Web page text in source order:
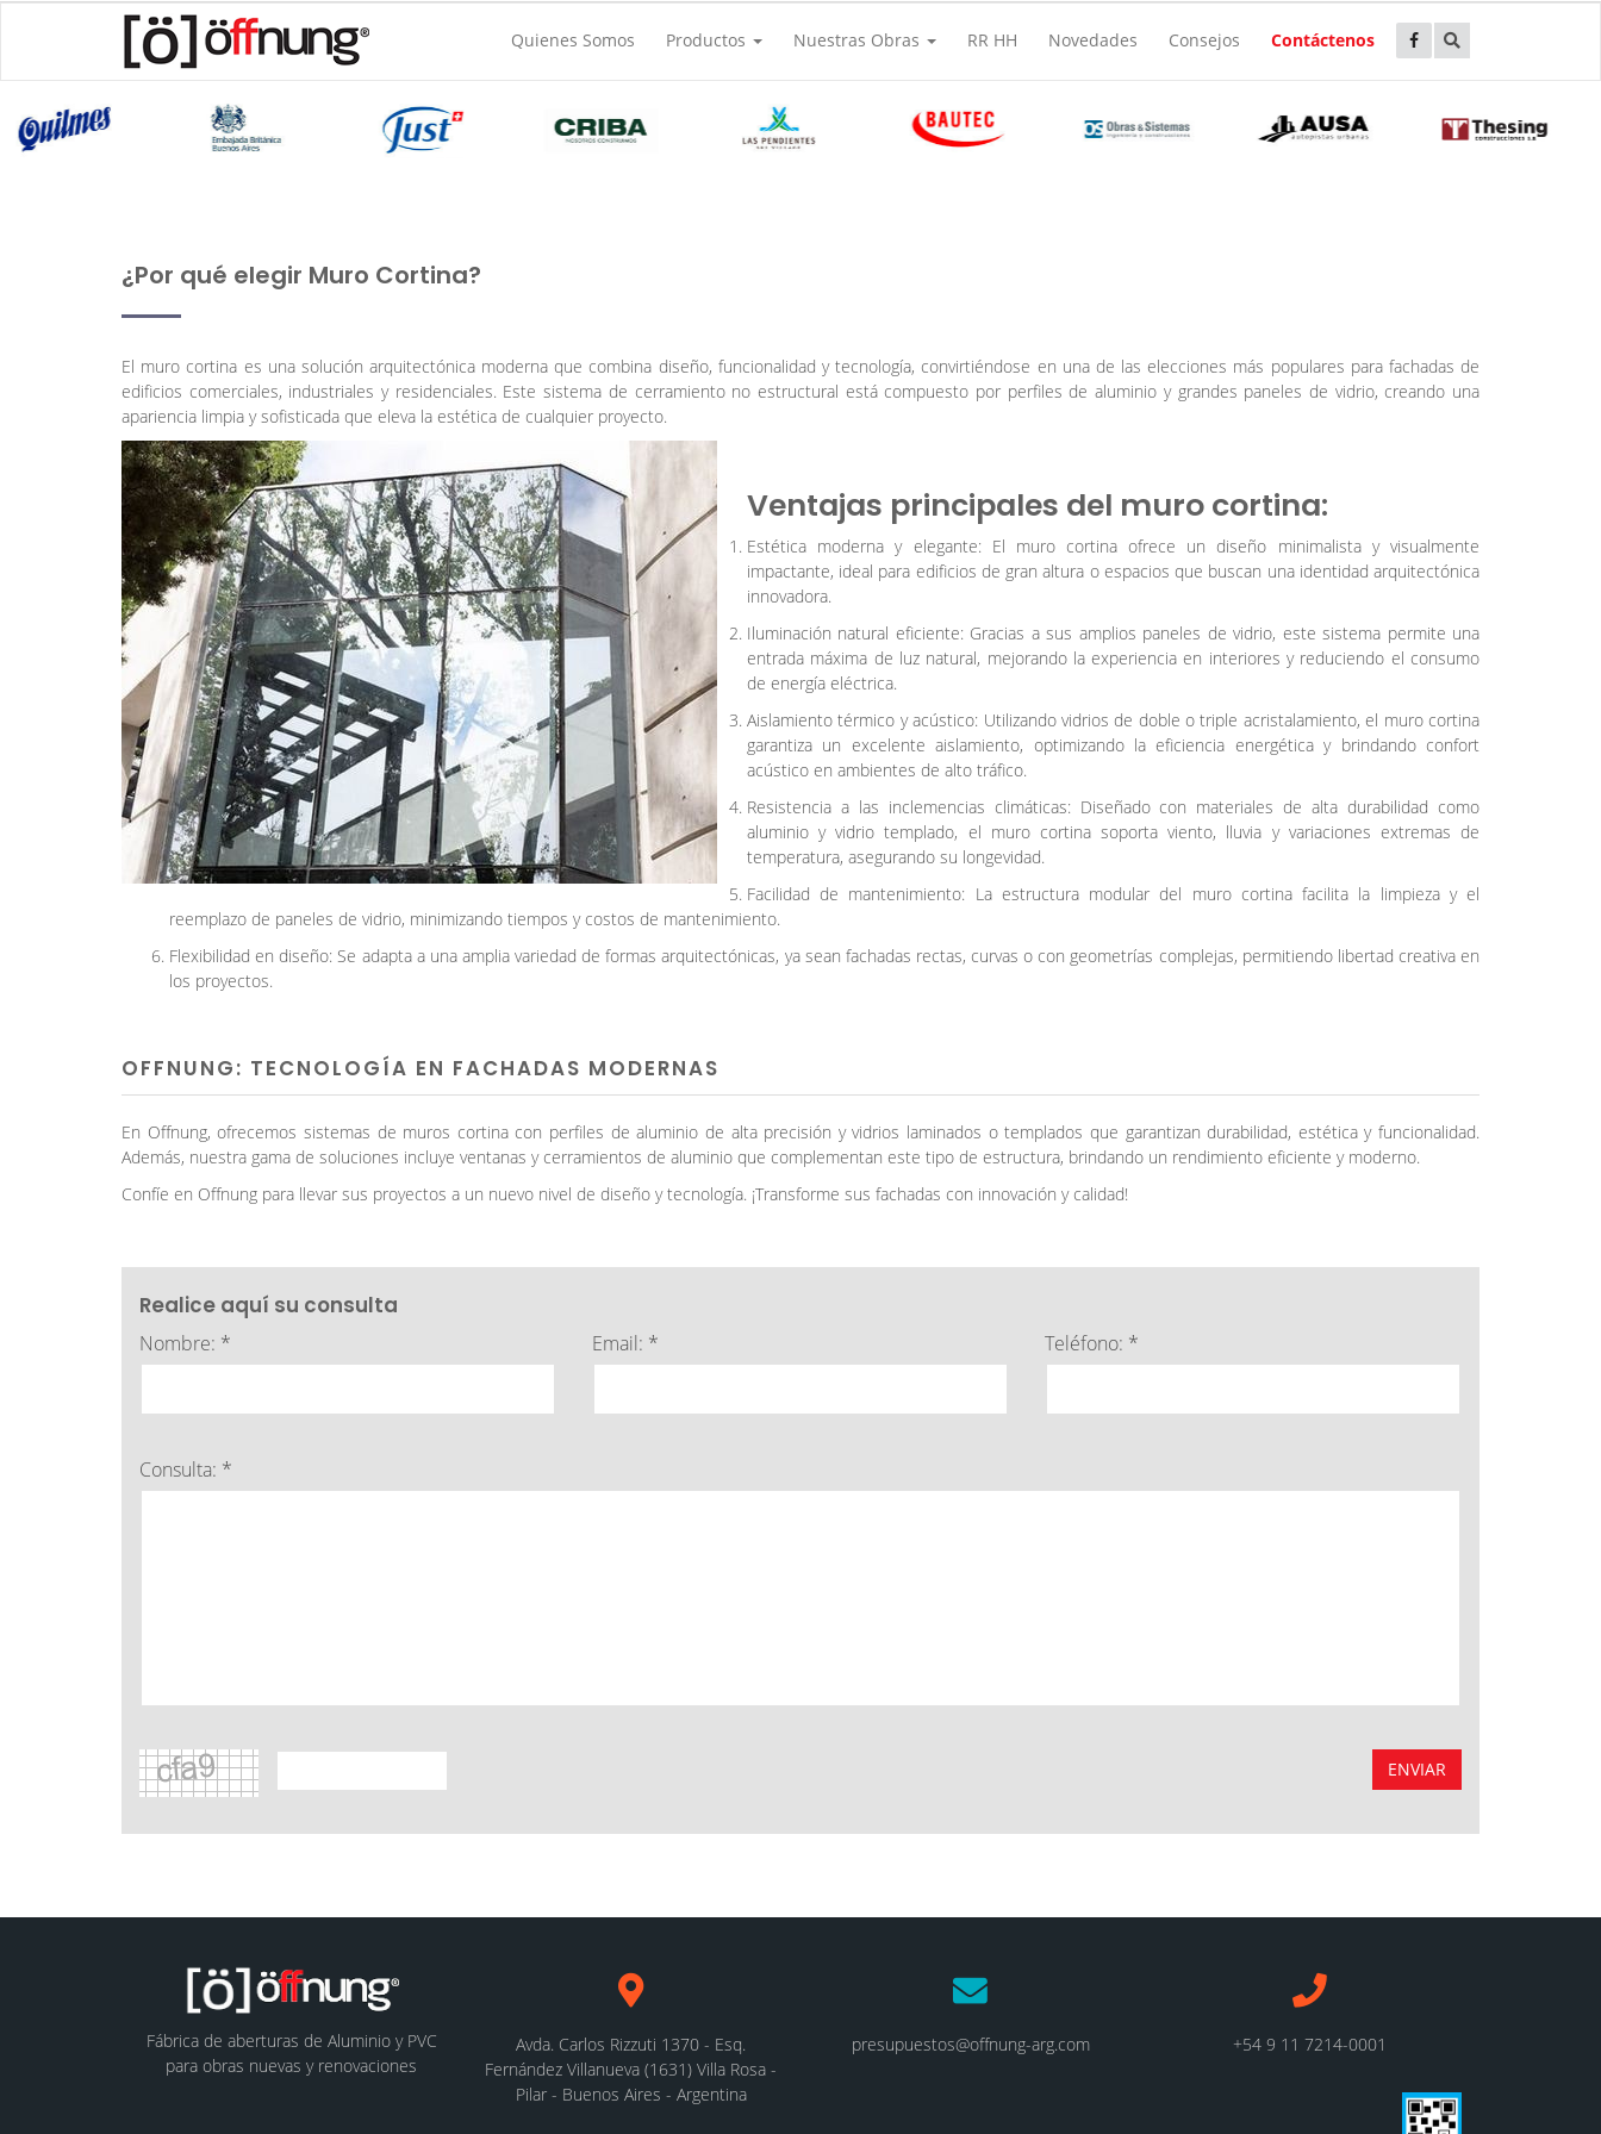
Quienes Somos Productos Nuestras Obras RR HH Novedades Consejos Contáctenos
¿Por qué elegir Muro Cortina?
El muro cortina es una solución arquitectónica moderna que combina diseño, funcionalidad y tecnología, convirtiéndose en una de las elecciones más populares para fachadas de
edificios comerciales, industriales y residenciales. Este sistema de cerramiento no estructural está compuesto por perfiles de aluminio y grandes paneles de vidrio, creando una
apariencia limpia y sofisticada que eleva la estética de cualquier proyecto.
Ventajas principales del muro cortina:
Estética moderna y elegante: El muro cortina ofrece un diseño minimalista y visualmente
impactante, ideal para edificios de gran altura o espacios que buscan una identidad arquitectónica
innovadora.
Iluminación natural eficiente: Gracias a sus amplios paneles de vidrio, este sistema permite una
entrada máxima de luz natural, mejorando la experiencia en interiores y reduciendo el consumo
de energía eléctrica.
Aislamiento térmico y acústico: Utilizando vidrios de doble o triple acristalamiento, el muro cortina
garantiza un excelente aislamiento, optimizando la eficiencia energética y brindando confort
acústico en ambientes de alto tráfico.
Resistencia a las inclemencias climáticas: Diseñado con materiales de alta durabilidad como
aluminio y vidrio templado, el muro cortina soporta viento, lluvia y variaciones extremas de
temperatura, asegurando su longevidad.
Facilidad de mantenimiento: La estructura modular del muro cortina facilita la limpieza y el
reemplazo de paneles de vidrio, minimizando tiempos y costos de mantenimiento.
Flexibilidad en diseño: Se adapta a una amplia variedad de formas arquitectónicas, ya sean fachadas rectas, curvas o con geometrías complejas, permitiendo libertad creativa en
los proyectos.
OFFNUNG: TECNOLOGÍA EN FACHADAS MODERNAS
En Offnung, ofrecemos sistemas de muros cortina con perfiles de aluminio de alta precisión y vidrios laminados o templados que garantizan durabilidad, estética y funcionalidad.
Además, nuestra gama de soluciones incluye ventanas y cerramientos de aluminio que complementan este tipo de estructura, brindando un rendimiento eficiente y moderno.
Confíe en Offnung para llevar sus proyectos a un nuevo nivel de diseño y tecnología. ¡Transforme sus fachadas con innovación y calidad!
Realice aquí su consulta
Nombre: * Email: * Teléfono: *
Consulta: *
ENVIAR
Fábrica de aberturas de Aluminio y PVC
para obras nuevas y renovaciones
Avda. Carlos Rizzuti 1370 - Esq.
Fernández Villanueva (1631) Villa Rosa -
Pilar - Buenos Aires - Argentina
presupuestos@offnung-arg.com +54 9 11 7214-0001